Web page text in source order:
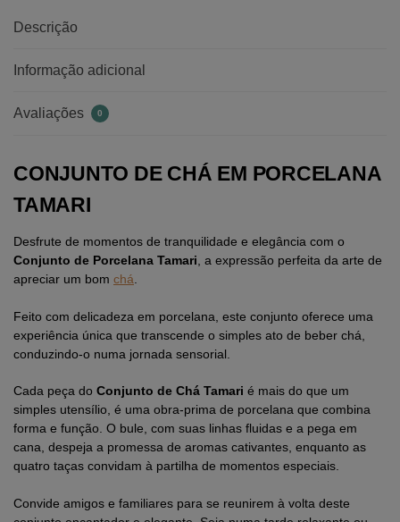
Descrição
Informação adicional
Avaliações 0
CONJUNTO DE CHÁ EM PORCELANA
TAMARI
Desfrute de momentos de tranquilidade e elegância com o
Conjunto de Porcelana Tamari , a expressão perfeita da arte de
apreciar um bom chá
Feito com delicadeza em porcelana, este conjunto oferece uma
experiência única que transcende o simples ato de beber chá,
conduzindo-o numa jornada sensorial.
Cada peça do Conjunto de Chá Tamari é mais do que um
simples utensílio, é uma obra-prima de porcelana que combina
forma e função. O bule, com suas linhas fluidas e a pega em
cana, despeja a promessa de aromas cativantes, enquanto as
quatro taças convidam à partilha de momentos especiais.
Convide amigos e familiares para se reunirem à volta deste